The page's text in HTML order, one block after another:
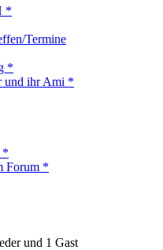
*
Termine
*
und ihr Ami *
*
Forum *
und 1 Gast